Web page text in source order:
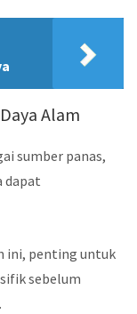
Alam
sumber panas,
dapat
ini, penting untuk
sebelum